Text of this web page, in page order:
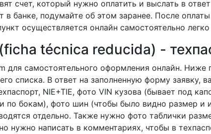
счет, который нужно оплатить и выслать в
в банке, подумайте об этом заранее. После
осуществляется онлайн самостоятельно
técnica reducida) -
для самостоятельного оформления онлайн. Ниже
списка. В ответ на заполненную форму заявку,
NIE+TIE, фото VIN кузова (бывает под
бокам), фото шин (чтобы было видно размер и
отдельно. Также нужно фото таблички
нужно написать в комментариях, чтобы в